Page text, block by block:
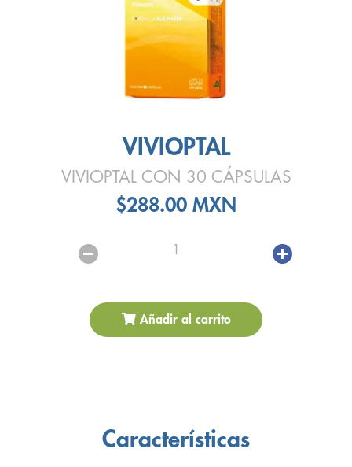
VIVIOPTAL
VIVIOPTAL CON 30 CÁPSULAS
$288.00 MXN
1
Añadir al carrito
Características